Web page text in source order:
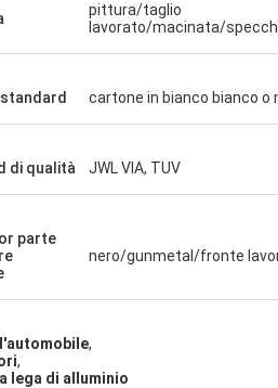
pittura/taglio
lavorato/macinata/
cartone in bianco bianco o
di qualità JWL VIA, TUV
parte
nero/gunmetal/fronte
,
,
lega di alluminio